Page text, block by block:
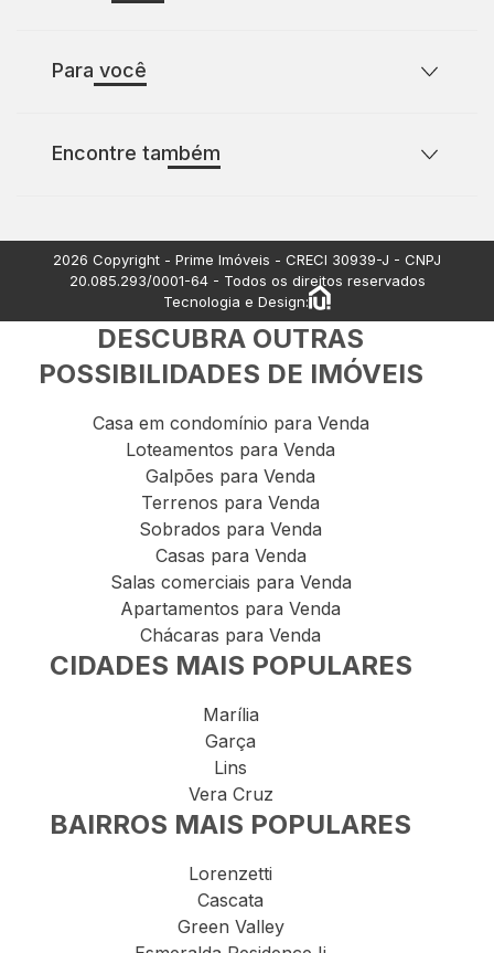
Política de Privacidade
Para você
Casas para comprar com 3 quartos
Encontre também
Apartamentos à venda
2026 Copyright - Prime Imóveis - CRECI 30939-J - CNPJ
20.085.293/0001-64- Todos os direitos reservados
Tecnologia e Design:
DESCUBRA OUTRAS
POSSIBILIDADES DE IMÓVEIS
Casa em condomínio para Venda
Loteamentos para Venda
Galpões para Venda
Terrenos para Venda
Sobrados para Venda
Casas para Venda
Salas comerciais para Venda
Apartamentos para Venda
Chácaras para Venda
CIDADES MAIS POPULARES
Marília
Garça
Lins
Vera Cruz
BAIRROS MAIS POPULARES
Lorenzetti
Cascata
Green Valley